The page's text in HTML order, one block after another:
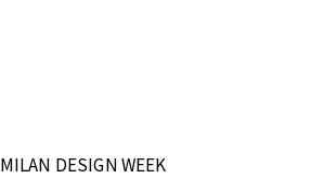
MILAN DESIGN WEEK